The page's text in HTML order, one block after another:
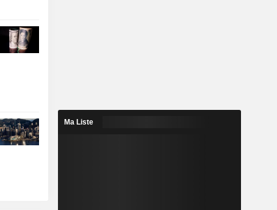
Ma Liste